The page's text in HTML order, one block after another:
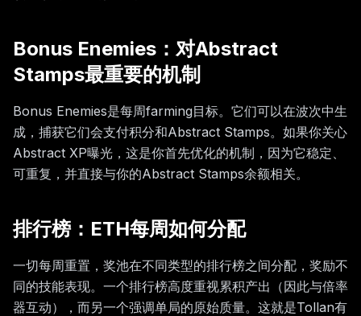
Bonus Enemies：对Abstract
Stamps最重要的机制
Bonus Enemies是每周farming目标。它们可以在波次中生
成，捕获它们会支付积分和Abstract Stamps。如果你关心
Abstract XP曝光，这是你首先优化的机制，因为它稳定、
可重复，并直接与你的Abstract Stamps余额相关。
排行榜：ETH每周如何分配
一切每周重置，奖池在不同类型的排行榜之间分配，奖励不
同的技能表现。一个排行榜高度重视累积产出（因此与倍率
器互动），而另一个强调单局的原始质量。这就是Tollan有